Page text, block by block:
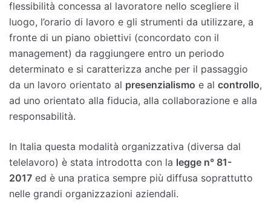
flessibilità concessa al lavoratore nello scegliere il
luogo, l’orario di lavoro e gli strumenti da utilizzare, a
fronte di un piano obiettivi (concordato con il
management) da raggiungere entro un periodo
determinato e si caratterizza anche per il passaggio
da un lavoro orientato al presenzialismo e al controllo,
ad uno orientato alla fiducia, alla collaborazione e alla
responsabilità.
In Italia questa modalità organizzativa (diversa dal
telelavoro) è stata introdotta con la legge n° 81-
2017 ed è una pratica sempre più diffusa soprattutto
nelle grandi organizzazioni aziendali.